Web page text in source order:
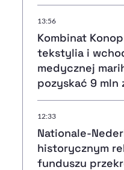
13:56
Kombinat
tekstylia i
medycznej
pozyskać 9 mln
12:33
Nationale-
historycznym
funduszu